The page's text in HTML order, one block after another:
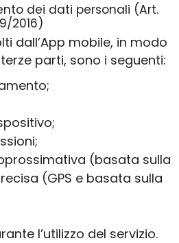
Lavora con noi
dei dati personali (Art.
2016)
dall’App mobile, in modo
parti, sono i seguenti:
(basata sulla
(GPS e basata sulla
l’utilizzo del servizio.